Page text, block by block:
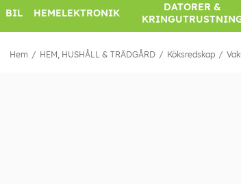
BIL HEMELEKTRONIK
DATORER &
Hem HEM, HUSHÅLL & TRÄDGÅRD Köksredskap